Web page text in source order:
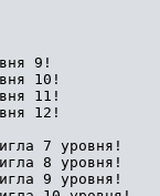
9!
10!
11!
12!
7 уровня!
8 уровня!
9 уровня!